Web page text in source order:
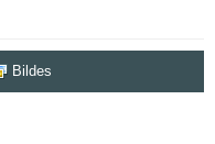
Bildes